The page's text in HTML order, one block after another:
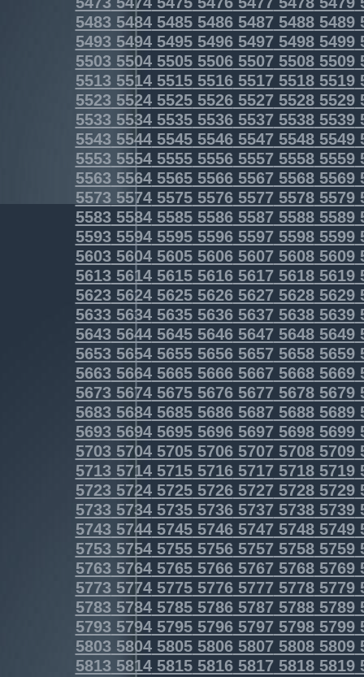
5483548454855486548754885489
5493549454955496549754985499
5503550455055506550755085509
5513551455155516551755185519
5523552455255526552755285529
5533553455355536553755385539
5543554455455546554755485549
5553555455555556555755585559
5563556455655566556755685569
5573557455755576557755785579
5583558455855586558755885589
5593559455955596559755985599
5603560456055606560756085609
5613561456155616561756185619
5623562456255626562756285629
5633563456355636563756385639
5643564456455646564756485649
5653565456555656565756585659
5663566456655666566756685669
5673567456755676567756785679
5683568456855686568756885689
5693569456955696569756985699
5703570457055706570757085709
5713571457155716571757185719
5723572457255726572757285729
5733573457355736573757385739
5743574457455746574757485749
5753575457555756575757585759
5763576457655766576757685769
5773577457755776577757785779
5783578457855786578757885789
5793579457955796579757985799
5803580458055806580758085809
5813581458155816581758185819